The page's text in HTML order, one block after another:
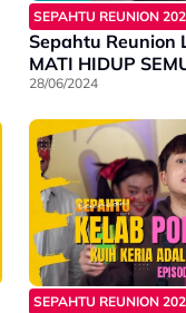
SEPAHTU REUNION
Sepahtu Reunion
MATI HIDUP
28/06/2024
SEPAHTU REUNION